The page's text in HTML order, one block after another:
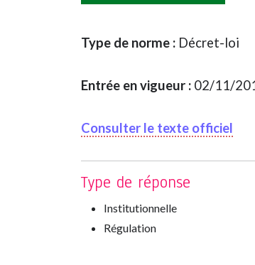
Type de norme : Décret-loi
Entrée en vigueur : 02/11/
Consulter le texte officiel
Type de réponse
Institutionnelle
Régulation